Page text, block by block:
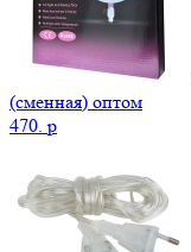
(сменная) оптом
470. p